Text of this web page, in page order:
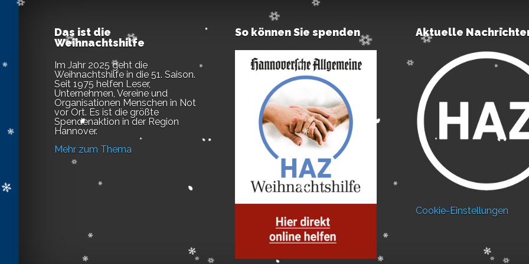
Das ist die
Weihnachtshilfe
Im Jahr 2025 geht die
Weihnachtshilfe in die 51. Saison.
Seit 1975 helfen Leser,
Unternehmen, Vereine und
Organisationen Menschen in Not
vor Ort. Es ist die größte
Spendenaktion in der Region
Hannover.
Mehr zum Thema
So können Sie spenden Aktuelle
Cookie-Einstellungen